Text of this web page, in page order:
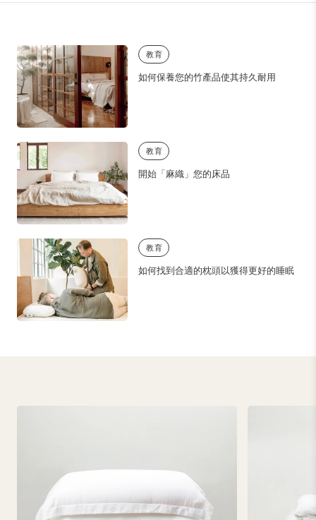
教育
如何保養您的竹產品使其持久耐用
教育
開始「麻織」您的床品
教育
如何找到合適的枕頭以獲得更好的睡眠